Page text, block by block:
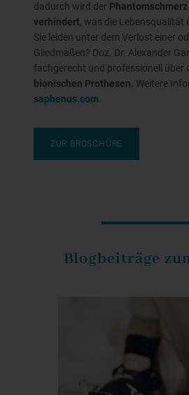
dadurch wird der
verhindert , was die Lebensqualität
Sie leiden unter dem Verlust einer
Gliedmaßen? Doz. Dr. Alexander
fachgerecht und professionell über
bionischen Prothesen. Weitere
saphenus.com
ZUR BROSCHÜRE
Blogbeiträge